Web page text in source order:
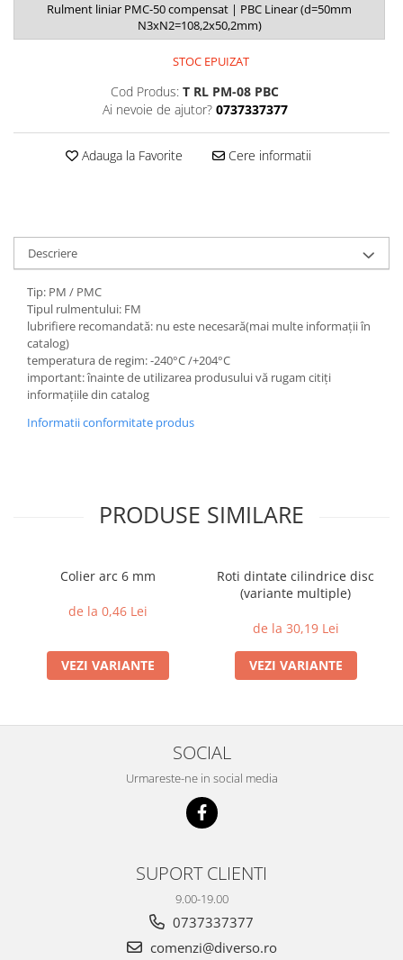
Rulment liniar PMC-50 compensat | PBC Linear (d=50mm
N3xN2=108,2x50,2mm)
STOC EPUIZAT
Cod Produs: T RL PM-08 PBC
Ai nevoie de ajutor? 0737337377
Adauga la Favorite Cere informatii
Descriere
Tip: PM / PMC
Tipul rulmentului: FM
lubrifiere recomandată: nu este necesară(mai multe informații în
catalog)
temperatura de regim: -240°C /+204°C
important: înainte de utilizarea produsului vă rugam citiți
informațiile din catalog
Informatii conformitate produs
PRODUSE SIMILARE
Colier arc 6 mm
de la 0,46 Lei
VEZI VARIANTE
Roti dintate cilindrice disc
(variante multiple)
de la 30,19 Lei
VEZI VARIANTE
SOCIAL
Urmareste-ne in social media
SUPORT CLIENTI
9.00-19.00
0737337377
comenzi@diverso.ro